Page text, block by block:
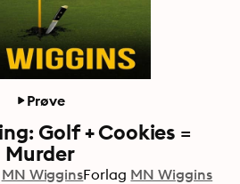
Prøve
Golf + Cookies =
Murder
MN WigginsForlag MN Wiggins